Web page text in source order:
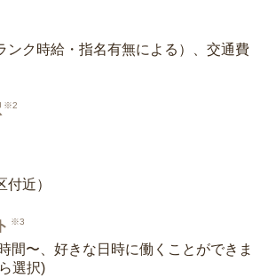
ンク時給・指名有無による）、交通費
※2
付近）
※3
間〜、好きな日時に働くことができま
選択)